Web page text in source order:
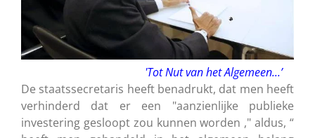
'Tot Nut van het Algemeen...’
De staatssecretaris heeft benadrukt, dat men heeft
verhinderd dat er een "aanzienlijke publieke
investering gesloopt zou kunnen worden ," aldus, “